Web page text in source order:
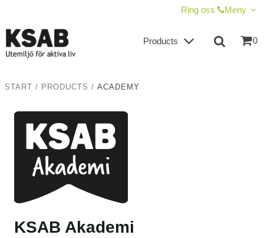
Ring oss Meny
0
Products
START / PRODUCTS / ACADEMY
KSAB Akademi
CHECKOUT